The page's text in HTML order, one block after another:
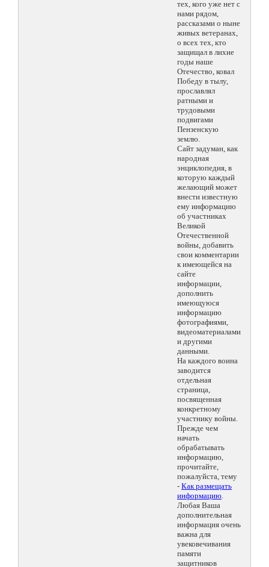
тех, кого уже нет с
нами рядом,
рассказами о ныне
живых ветеранах,
о всех тех, кто
защищал в лихие
годы наше
Отечество, ковал
Победу в тылу,
прославлял
ратными и
трудовыми
подвигами
Пензенскую
землю.
Сайт задуман, как
народная
энциклопедия, в
которую каждый
желающий может
внести известную
ему информацию
об участниках
Великой
Отечественной
войны, добавить
свои комментарии
к имеющейся на
сайте
информации,
дополнить
имеющуюся
информацию
фотографиями,
видеоматериалами
и другими
данными.
На каждого воина
заводится
отдельная
страница,
посвященная
конкретному
участнику войны.
Прежде чем
начать
обрабатывать
информацию,
прочитайте,
пожалуйста, тему
- Как размещать
информацию.
Любая Ваша
дополнительная
информация очень
важна для
увековечивания
памяти
защитников